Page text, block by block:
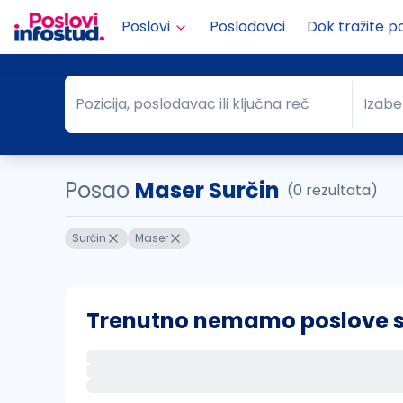
Poslovi Poslodavci Dok tražite
Pozicija, poslodavac ili ključna reč
Pozicija, poslodavac ili ključna reč Grad
Posao Maser Surčin (0 rezultata)
Surčin Maser
Trenutno nemamo poslove